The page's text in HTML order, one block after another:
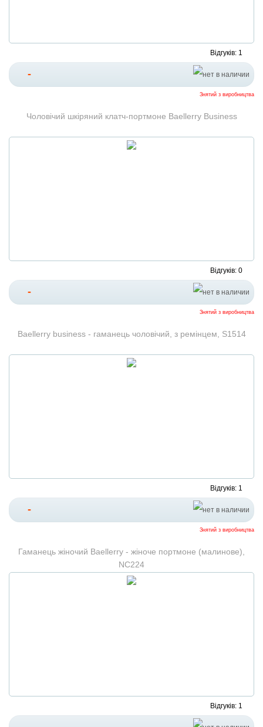
Відгуків: 1
-
Знятий з виробництва
Чоловічий шкіряний клатч-портмоне Baellerry Business
Відгуків: 0
-
Знятий з виробництва
Baellerry business - гаманець чоловічий, з ремінцем, S1514
Відгуків: 1
-
Знятий з виробництва
Гаманець жіночий Baellerry - жіноче портмоне (малинове),
NC224
Відгуків: 1